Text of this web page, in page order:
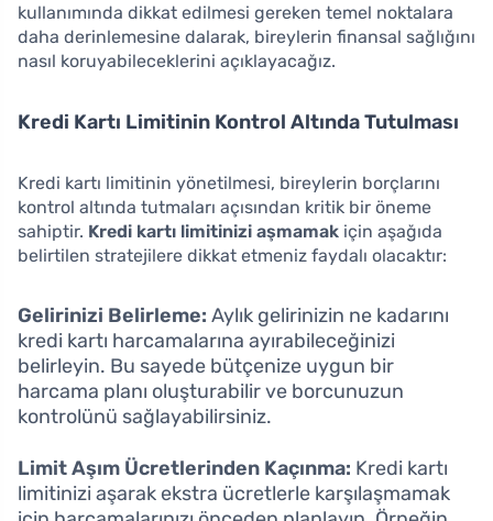
kullanımında dikkat edilmesi gereken temel noktalara
daha derinlemesine dalarak, bireylerin finansal sağlığını
nasıl koruyabileceklerini açıklayacağız.
Kredi Kartı Limitinin Kontrol Altında Tutulması
Kredi kartı limitinin yönetilmesi, bireylerin borçlarını
kontrol altında tutmaları açısından kritik bir öneme
sahiptir. Kredi kartı limitinizi aşmamak için aşağıda
belirtilen stratejilere dikkat etmeniz faydalı olacaktır:
Gelirinizi Belirleme: Aylık gelirinizin ne kadarını
kredi kartı harcamalarına ayırabileceğinizi
belirleyin. Bu sayede bütçenize uygun bir
harcama planı oluşturabilir ve borcunuzun
kontrolünü sağlayabilirsiniz.
Limit Aşım Ücretlerinden Kaçınma: Kredi kartı
limitinizi aşarak ekstra ücretlerle karşılaşmamak